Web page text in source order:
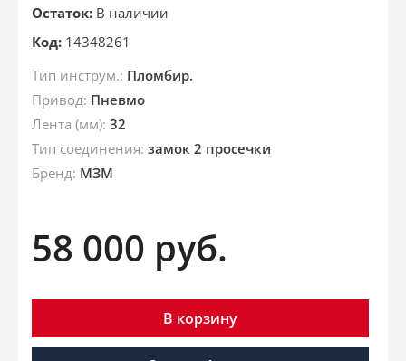
Остаток: В наличии
Код: 14348261
Тип инструм.: Пломбир.
Привод: Пневмо
Лента (мм): 32
Тип соединения: замок 2 просечки
Бренд: МЗМ
58 000 руб.
В корзину